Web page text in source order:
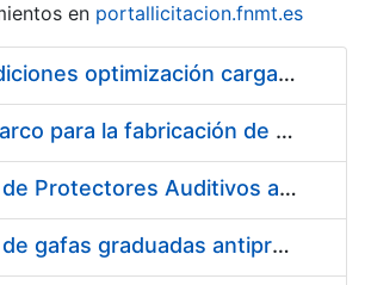
en portallicitacion.fnmt.es
Pliego condiciones optimización cargas compras firmado
Acuerdo marco para la fabricación de piezas
Suministro de Protectores Auditivos a medida para las personas trabajadoras de los Centros de Trabajo de Madrid y Burgos
Suministro de gafas graduadas antiproyecciones para los trabajadores de la FNMT-RCM en los centros de trabajo de Madrid y Burgos